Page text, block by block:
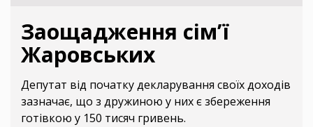
Заощадження сім’ї
Жаровських
Депутат від початку декларування своїх доходів
зазначає, що з дружиною у них є збереження
готівкою у 150 тисяч гривень.